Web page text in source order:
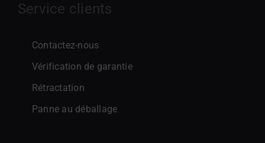
Service clients
Contactez-nous
Vérification de garantie
Rétractation
Panne au déballage